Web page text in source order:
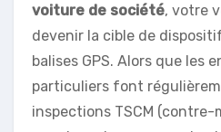
voiture de société, votre
devenir la cible de
balises GPS. Alors que les
particuliers font
inspections TSCM